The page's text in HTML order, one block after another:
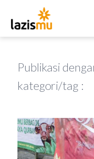
Publikasi
kategori/tag :